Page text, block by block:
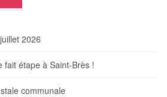
2026
fait étape à Saint-Brès !
communale